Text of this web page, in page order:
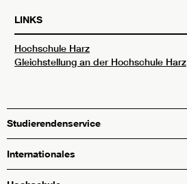
LINKS
Hochschule Harz
Gleichstellung an der Hochschule Harz
Studierendenservice
Internationales